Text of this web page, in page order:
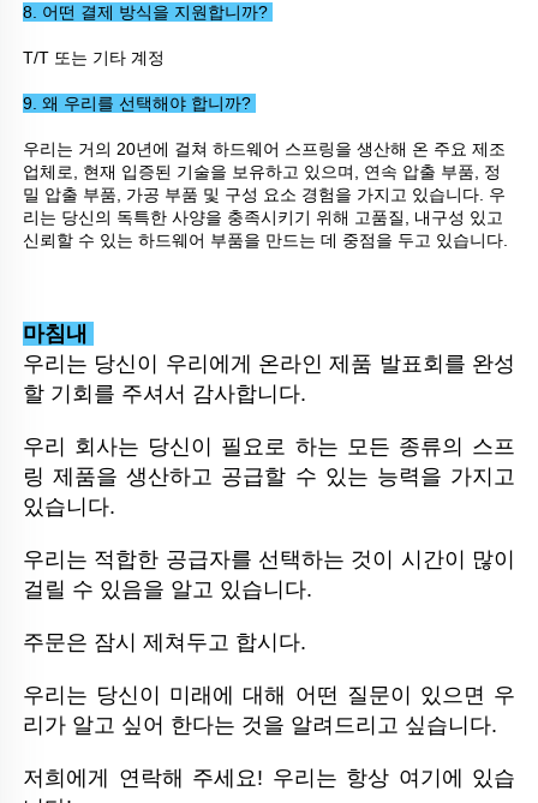
8. 어떤 결제 방식을 지원합니까?
T/T 또는 기타 계정
9. 왜 우리를 선택해야 합니까?
우리는 거의 20년에 걸쳐 하드웨어 스프링을 생산해 온 주요 제조
업체로, 현재 입증된 기술을 보유하고 있으며, 연속 압출 부품, 정
밀 압출 부품, 가공 부품 및 구성 요소 경험을 가지고 있습니다. 우
리는 당신의 독특한 사양을 충족시키기 위해 고품질, 내구성 있고
신뢰할 수 있는 하드웨어 부품을 만드는 데 중점을 두고 있습니다.
마침내
우리는 당신이 우리에게 온라인 제품 발표회를 완성
할 기회를 주셔서 감사합니다.
우리 회사는 당신이 필요로 하는 모든 종류의 스프
링 제품을 생산하고 공급할 수 있는 능력을 가지고
있습니다.
우리는 적합한 공급자를 선택하는 것이 시간이 많이
걸릴 수 있음을 알고 있습니다.
주문은 잠시 제쳐두고 합시다.
우리는 당신이 미래에 대해 어떤 질문이 있으면 우
리가 알고 싶어 한다는 것을 알려드리고 싶습니다.
저희에게 연락해 주세요! 우리는 항상 여기에 있습